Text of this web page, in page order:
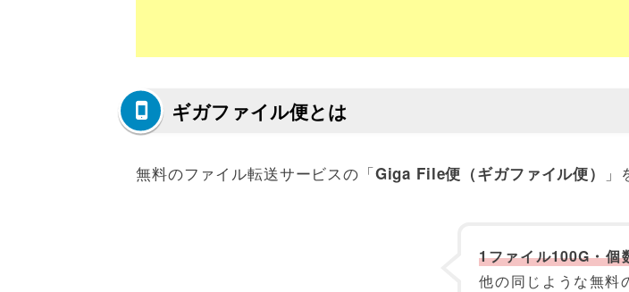
ギガファイル便とは
無料のファイル転送サービスの「Giga File便（ギガファイル便） 」
1ファイル100G・個
他の同じような無料